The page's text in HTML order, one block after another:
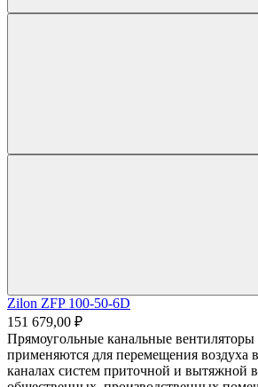
Zilon ZFP 100-50-6D
151 679,00 ₽
Прямоугольные канальные вентиляторы
применяются для перемещения воздуха
каналах систем приточной и вытяжной